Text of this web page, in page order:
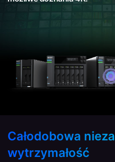
Całodobowa
wytrzymałość